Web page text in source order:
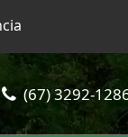
(67) 3292-